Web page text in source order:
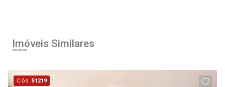
Imóveis Similares
Cód.51219